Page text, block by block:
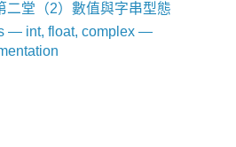
二堂（2）數值與字串型態
— int, float, complex —